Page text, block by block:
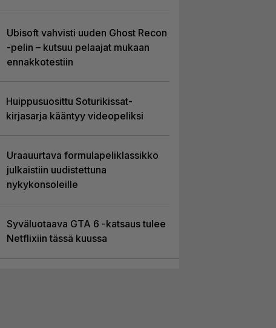
Ubisoft vahvisti uuden Ghost Recon
-pelin – kutsuu pelaajat mukaan
ennakkotestiin
Huippusuosittu Soturikissat-
kirjasarja kääntyy videopeliksi
Uraauurtava formulapeliklassikko
julkaistiin uudistettuna
nykykonsoleille
Syväluotaava GTA 6 -katsaus tulee
Netflixiin tässä kuussa